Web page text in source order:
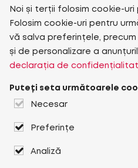
Noi și terții folosim cookie-
Folosim cookie-uri pentru
vă salva preferințele, precum
și de personalizare a
declarația de
Puteți seta următoarele
Necesar
Preferințe
Analiză